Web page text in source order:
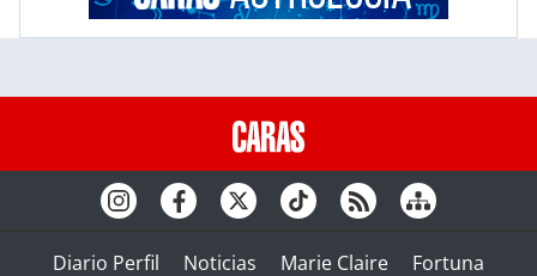
Diario Perfil Noticias Marie Claire Fortuna